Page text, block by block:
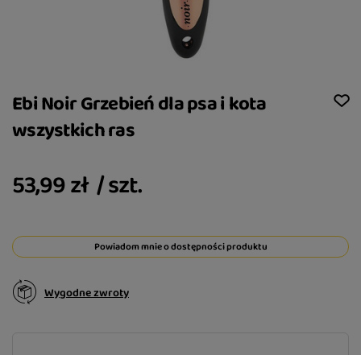
Ebi Noir Grzebień dla psa i kota
wszystkich ras
53,99 zł /szt.
Powiadom mnie o dostępności produktu
Wygodne zwroty